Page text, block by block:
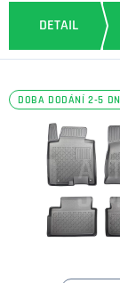
DOBA DODÁNÍ 2-5 DNÍ